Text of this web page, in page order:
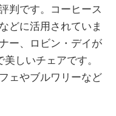
判です。コーヒース
どに活用されていま
ー、ロビン・デイが
しいチェアです。
ェやブルワリーなど